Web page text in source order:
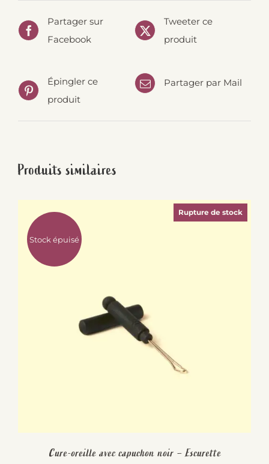
Partager sur
Facebook
Tweeter ce
produit
Épingler ce
produit
Partager par Mail
Produits similaires
Stock épuisé
Rupture de stock
Cure-oreille avec capuchon noir – Escurette